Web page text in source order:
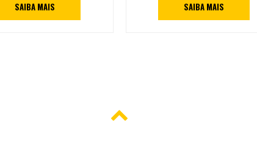
SAIBA MAIS SAIBA MAIS